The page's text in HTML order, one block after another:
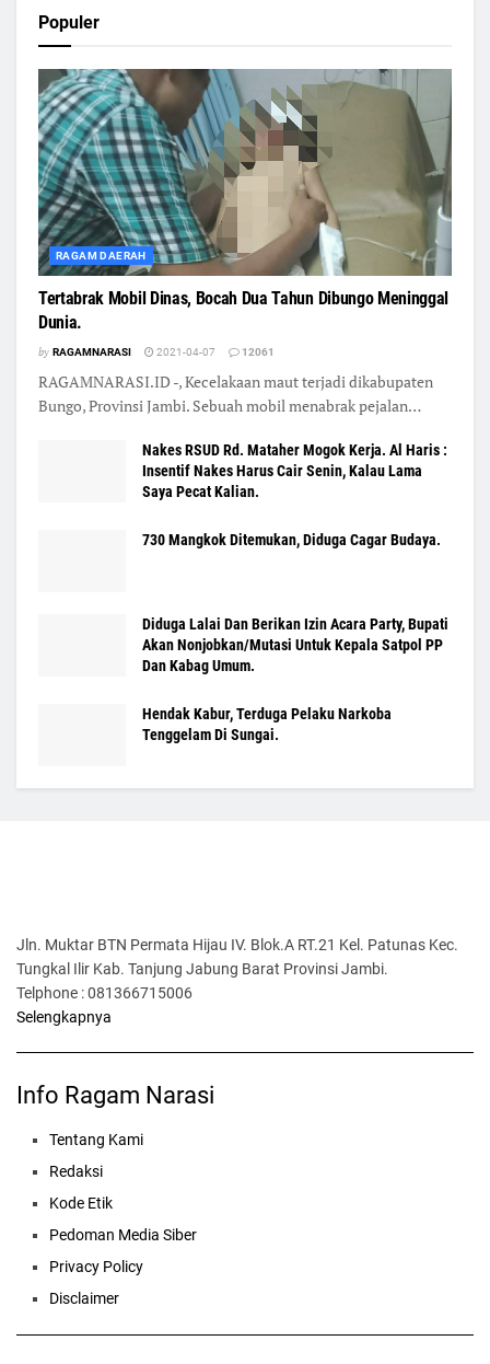
Populer
RAGAM DAERAH
Tertabrak Mobil Dinas, Bocah Dua Tahun Dibungo Meninggal
Dunia.
by RAGAMNARASI 2021-04-07 12061
RAGAMNARASI.ID -, Kecelakaan maut terjadi dikabupaten
Bungo, Provinsi Jambi. Sebuah mobil menabrak pejalan…
Nakes RSUD Rd. Mataher Mogok Kerja. Al Haris :
Insentif Nakes Harus Cair Senin, Kalau Lama
Saya Pecat Kalian.
730 Mangkok Ditemukan, Diduga Cagar Budaya.
Diduga Lalai Dan Berikan Izin Acara Party, Bupati
Akan Nonjobkan/Mutasi Untuk Kepala Satpol PP
Dan Kabag Umum.
Hendak Kabur, Terduga Pelaku Narkoba
Tenggelam Di Sungai.
Jln. Muktar BTN Permata Hijau IV. Blok.A RT.21 Kel. Patunas Kec.
Tungkal Ilir Kab. Tanjung Jabung Barat Provinsi Jambi.
Telphone : 081366715006
Tentang Kami
Redaksi
Kode Etik
Pedoman Media Siber
Privacy Policy